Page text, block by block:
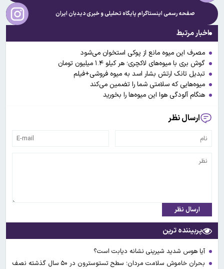
صفحه رسمی اینستاگرام پایگاه تحلیلی و خبریدیدبان ایران
اخبار مرتبط
مصرف این میوه مانع از پوکی استخوان می‌شود
گوش بری با میوه‌های لاکچری؛ هر کیلو ۱.۴ میلیون تومان
تبدیل تانک ارتش بشار اسد به میوه فروشی+فیلم
میوه‌هایی که سلامتی شما را تضمین می‌کند
هنگام آلودگی هوا این میوه‌ها را بخورید
ارسال نظر
ارسال نظر
پربیننده ترین
آیا هوس شدید شیرینی نشانه دیابت است؟
بحران خاموش سلامت مردان؛ سطح تستوسترون در ۵۰ سال گذشته نصف